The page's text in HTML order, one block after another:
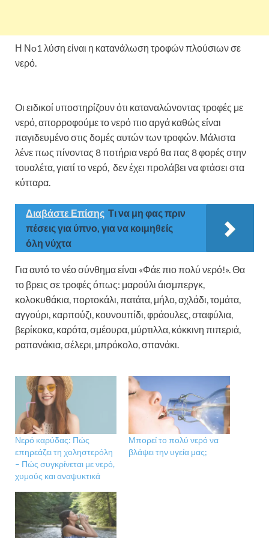
Η Νo1 λύση είναι η κατανάλωση τροφών πλούσιων σε
νερό.
Οι ειδικοί υποστηρίζουν ότι καταναλώνοντας τροφές με
νερό, απορροφούμε το νερό πιο αργά καθώς είναι
παγιδευμένο στις δομές αυτών των τροφών. Μάλιστα
λένε πως πίνοντας 8 ποτήρια νερό θα πας 8 φορές στην
τουαλέτα, γιατί το νερό, δεν έχει προλάβει να φτάσει στα
κύτταρα.
Διαβάστε Επίσης Τι να μη φας πριν
πέσεις για ύπνο, για να κοιμηθείς
όλη νύχτα
Για αυτό το νέο σύνθημα είναι «Φάε πιο πολύ νερό!». Θα
το βρεις σε τροφές όπως: μαρούλι άισμπεργκ,
κολοκυθάκια, πορτοκάλι, πατάτα, μήλο, αχλάδι, τομάτα,
αγγούρι, καρπούζι, κουνουπίδι, φράουλες, σταφύλια,
βερίκοκα, καρότα, σμέουρα, μύρτιλλα, κόκκινη πιπεριά,
ραπανάκια, σέλερι, μπρόκολο, σπανάκι.
Νερό καρύδας: Πώς
επηρεάζει τη χοληστερόλη
– Πώς συγκρίνεται με νερό,
χυμούς και αναψυκτικά
Μπορεί το πολύ νερό να
βλάψει την υγεία μας;